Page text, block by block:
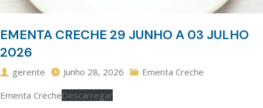
EMENTA CRECHE 29 JUNHO A 03 JULHO
2026
gerente Junho 28, 2026
Ementa Creche
Ementa CrecheDescarregar